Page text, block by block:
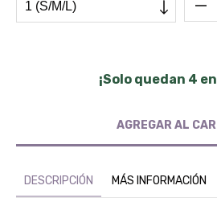
¡Solo quedan 4
DESCRIPCIÓN MÁS INFORMACIÓN